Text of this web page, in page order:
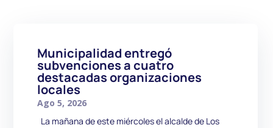
Municipalidad entregó
subvenciones a cuatro
destacadas organizaciones
locales
Ago 5, 2026
La mañana de este miércoles el alcalde de Los